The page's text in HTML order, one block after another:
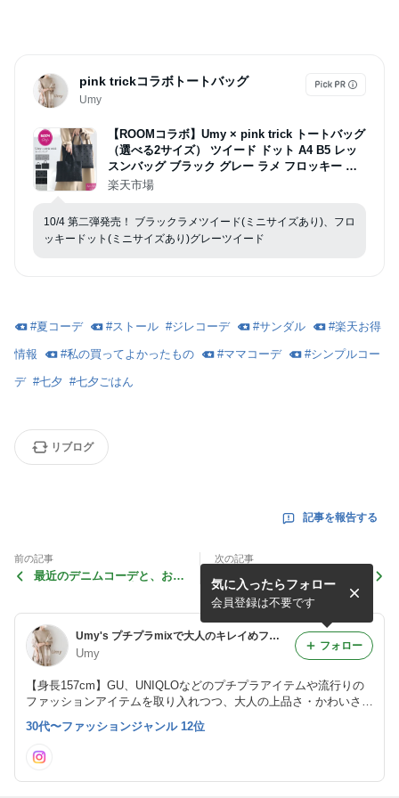
pink trickコラボトートバッグ
Umy
【ROOMコラボ】Umy × pink trick トートバッグ
（選べる2サイズ） ツイード ドット A4 B5 レッ
スンバッグ ブラック グレー ラメ フロッキー 大
人 学校 授業参観 説明会 通勤 バッグ 結婚式 二次
楽天市場
10/4 第二弾発売！ ブラックラメツイード(ミニサイズあり)、フロ
ッキードット(ミニサイズあり)グレーツイード
#夏コーデ #ストール #ジレコーデ #サンダル #楽天お得
情報 #私の買ってよかったもの #ママコーデ #シンプルコー
デ #七夕 #七夕ごはん
リブログ
記事を報告する
前の記事
最近のデニムコーデと、お気
次の記事
食べすぎた翌日のリセット
と、今年よくしているコーデ
Umy's プチプラmixで大人のキレイめファッション
Umy
【身長157cm】GU、UNIQLOなどのプチプラアイテムや流行りの
ファッションアイテムを取り入れつつ、大人の上品さ・かわいさを
気に入ったらフォロー
会員登録は不要です
フォロー
30代〜ファッションジャンル 12位